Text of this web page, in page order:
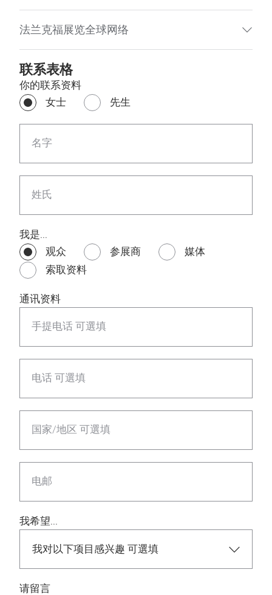
法兰克福展览全球网络
联系表格
你的联系资料
女士
先生
名字
姓氏
我是...
观众
参展商
媒体
索取资料
通讯资料
手提电话 可選填
电话 可選填
国家/地区 可選填
电邮
我希望...
请留言